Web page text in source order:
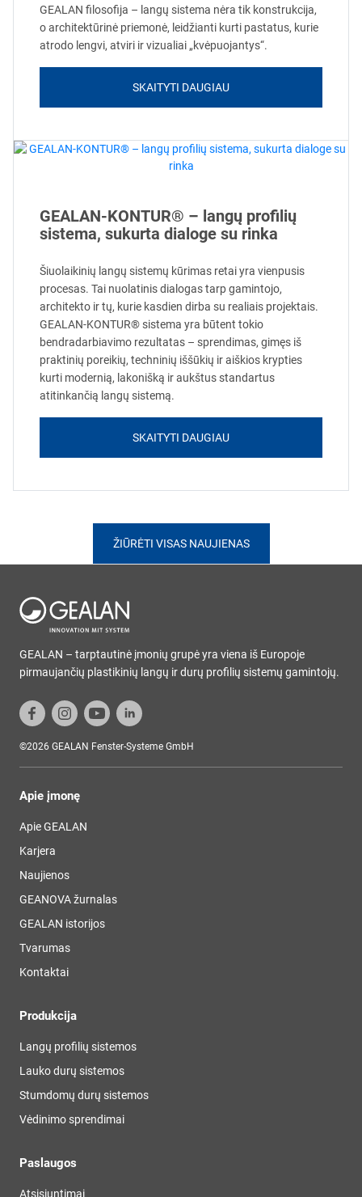
GEALAN filosofija – langų sistema nėra tik konstrukcija,
o architektūrinė priemonė, leidžianti kurti pastatus, kurie
atrodo lengvi, atviri ir vizualiai „kvėpuojantys“.
SKAITYTI DAUGIAU
GEALAN-KONTUR® – langų profilių
sistema, sukurta dialoge su rinka
Šiuolaikinių langų sistemų kūrimas retai yra vienpusis
procesas. Tai nuolatinis dialogas tarp gamintojo,
architekto ir tų, kurie kasdien dirba su realiais projektais.
GEALAN-KONTUR® sistema yra būtent tokio
bendradarbiavimo rezultatas – sprendimas, gimęs iš
praktinių poreikių, techninių iššūkių ir aiškios krypties
kurti modernią, lakonišką ir aukštus standartus
atitinkančią langų sistemą.
SKAITYTI DAUGIAU
ŽIŪRĖTI VISAS NAUJIENAS
GEALAN – tarptautinė įmonių grupė yra viena iš Europoje
pirmaujančių plastikinių langų ir durų profilių sistemų gamintojų.
©2026 GEALAN Fenster-Systeme GmbH
Apie įmonę
Apie GEALAN
Karjera
Naujienos
GEANOVA žurnalas
GEALAN istorijos
Tvarumas
Kontaktai
Produkcija
Langų profilių sistemos
Lauko durų sistemos
Stumdomų durų sistemos
Vėdinimo sprendimai
Paslaugos
Atsisiuntimai